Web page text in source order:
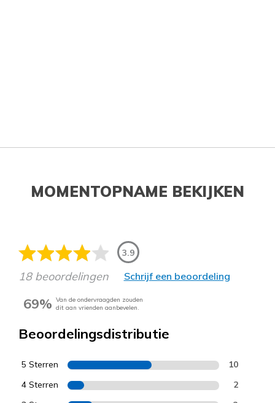
MOMENTOPNAME BEKIJKEN
3.9
18 beoordelingen Schrijf een beoordeling
69% Van de ondervraagden zouden
dit aan vrienden aanbevelen.
Beoordelingsdistributie
5 Sterren 10
4 Sterren 2